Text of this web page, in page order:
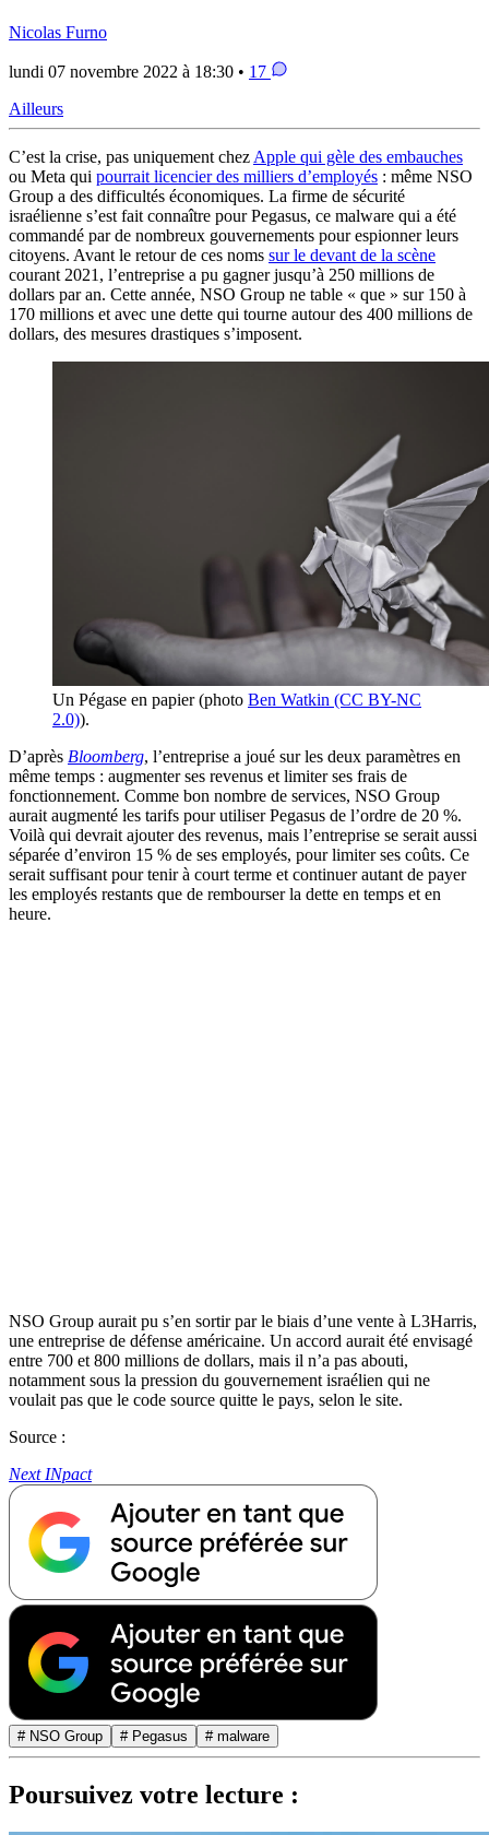
Nicolas Furno
lundi 07 novembre 2022 à 18:30 • 17
Ailleurs
C’est la crise, pas uniquement chez Apple qui gèle des embauches
ou Meta qui pourrait licencier des milliers d’employés : même NSO
Group a des difficultés économiques. La firme de sécurité
israélienne s’est fait connaître pour Pegasus, ce malware qui a été
commandé par de nombreux gouvernements pour espionner leurs
citoyens. Avant le retour de ces noms sur le devant de la scène
courant 2021, l’entreprise a pu gagner jusqu’à 250 millions de
dollars par an. Cette année, NSO Group ne table « que » sur 150 à
170 millions et avec une dette qui tourne autour des 400 millions de
dollars, des mesures drastiques s’imposent.
Un Pégase en papier (photo Ben Watkin (CC BY-NC
2.0)).
D’après Bloomberg, l’entreprise a joué sur les deux paramètres en
même temps : augmenter ses revenus et limiter ses frais de
fonctionnement. Comme bon nombre de services, NSO Group
aurait augmenté les tarifs pour utiliser Pegasus de l’ordre de 20 %.
Voilà qui devrait ajouter des revenus, mais l’entreprise se serait aussi
séparée d’environ 15 % de ses employés, pour limiter ses coûts. Ce
serait suffisant pour tenir à court terme et continuer autant de payer
les employés restants que de rembourser la dette en temps et en
heure.
NSO Group aurait pu s’en sortir par le biais d’une vente à L3Harris,
une entreprise de défense américaine. Un accord aurait été envisagé
entre 700 et 800 millions de dollars, mais il n’a pas abouti,
notamment sous la pression du gouvernement israélien qui ne
voulait pas que le code source quitte le pays, selon le site.
Source :
Next INpact
# NSO Group # Pegasus # malware
Poursuivez votre lecture :